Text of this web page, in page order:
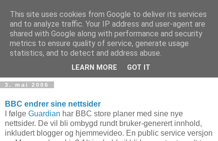
Teknologinyheter
3. mai 2006
BBC endrer sine nettsider
I følge Guardian har BBC store planer med sine nye
nettsider. De vil bli ombygd rundt bruker-generert innhold,
inkludert blogger og hjemmevideo. En public service versjon
This site uses cookies from Google to deliver its services
and to analyze traffic. Your IP address and user-agent are
shared with Google along with performance and security
metrics to ensure quality of service, generate usage
statistics, and to detect and address abuse.
LEARN MORE GOT IT